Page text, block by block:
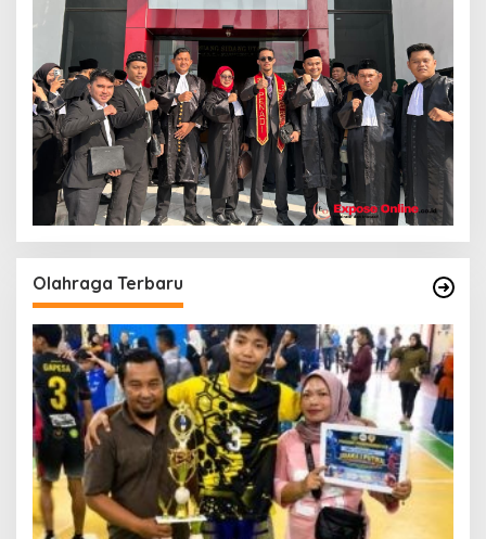
Olahraga Terbaru